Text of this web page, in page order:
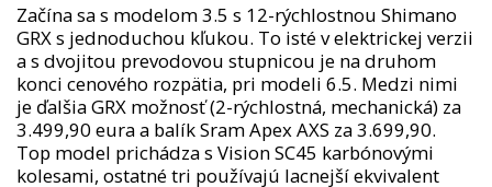
Začína sa s modelom 3.5 s 12-rýchlostnou Shimano
GRX s jednoduchou kľukou. To isté v elektrickej verzii
a s dvojitou prevodovou stupnicou je na druhom
konci cenového rozpätia, pri modeli 6.5. Medzi nimi
je ďalšia GRX možnosť (2-rýchlostná, mechanická) za
3.499,90 eura a balík Sram Apex AXS za 3.699,90.
Top model prichádza s Vision SC45 karbónovými
kolesami, ostatné tri používajú lacnejší ekvivalent